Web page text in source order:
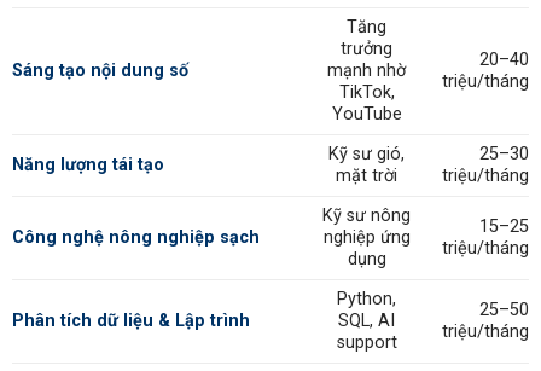
Sáng tạo nội dung số
Tăng
trưởng
mạnh nhờ
TikTok,
YouTube
20–40
triệu/tháng
Năng lượng tái tạo
Kỹ sư gió,
mặt trời
25–30
triệu/tháng
Công nghệ nông nghiệp sạch
Kỹ sư nông
nghiệp ứng
dụng
15–25
triệu/tháng
Phân tích dữ liệu & Lập trình
Python,
SQL, AI
support
25–50
triệu/tháng